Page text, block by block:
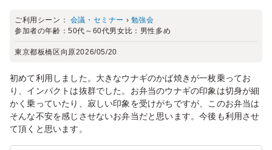
ご利用シーン： 会議・セミナー › 勉強会
参加者の年齢：50代～60代男女比： 男性多め
東京都板橋区向原2026/05/20
初めて利用しました。大きなウナギのかば焼きが一枚乗ってお
り、インパクトは抜群でした。お弁当のウナギの印象は切身が細
かく乗っていたり、寂しい印象を受けがちですが、このお弁当は
そんな不安を感じさせないお弁当だと思います。今後も利用させ
て頂くと思います。